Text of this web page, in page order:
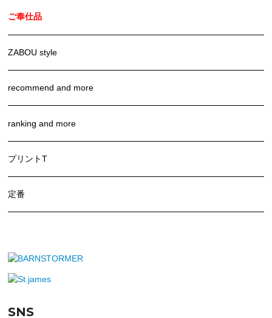
ご奉仕品
ZABOU style
recommend and more
ranking and more
プリントT
定番
SNS